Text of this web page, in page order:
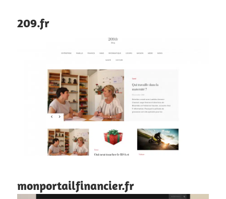
209.fr
monportailfinancier.fr